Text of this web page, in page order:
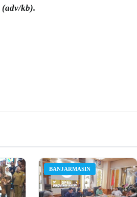
(adv/kb).
BANJARMASIN